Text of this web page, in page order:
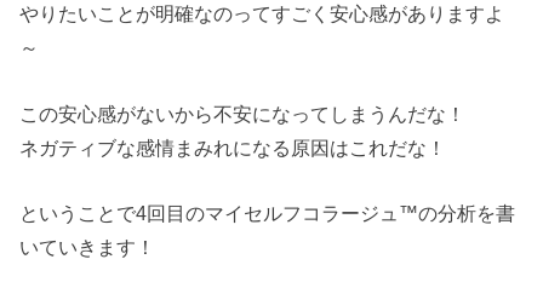
やりたいことが明確なのってすごく安心感がありますよ
～
この安心感がないから不安になってしまうんだな！
ネガティブな感情まみれになる原因はこれだな！
ということで4回目のマイセルフコラージュ™の分析を書
いていきます！